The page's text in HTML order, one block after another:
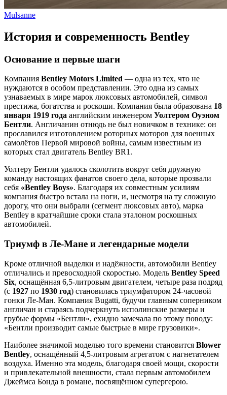
Mulsanne
История и современность Bentley
Основание и первые шаги
Компания Bentley Motors Limited — одна из тех, что не
нуждаются в особом представлении. Это одна из самых
узнаваемых в мире марок люксовых автомобилей, символ
престижа, богатства и роскоши. Компания была образована 18
января 1919 года английским инженером Уолтером Оуэном
Бентли. Англичанин отнюдь не был новичком в технике: он
прославился изготовлением роторных моторов для военных
самолётов Первой мировой войны, самым известным из
которых стал двигатель Bentley BR1.
Уолтеру Бентли удалось сколотить вокруг себя дружную
команду настоящих фанатов своего дела, которые прозвали
себя «Bentley Boys». Благодаря их совместным усилиям
компания быстро встала на ноги, и, несмотря на ту сложную
дорогу, что они выбрали (сегмент люксовых авто), марка
Bentley в кратчайшие сроки стала эталоном роскошных
автомобилей.
Триумф в Ле-Мане и легендарные модели
Кроме отличной выделки и надёжности, автомобили Bentley
отличались и превосходной скоростью. Модель Bentley Speed
Six, оснащённая 6,5-литровым двигателем, четыре раза подряд
(с 1927 по 1930 год) становилась триумфатором 24-часовой
гонки Ле-Ман. Компания Bugatti, будучи главным соперником
англичан и стараясь подчеркнуть исполинские размеры и
грубые формы «Бентли», ехидно замечала по этому поводу:
«Бентли производит самые быстрые в мире грузовики».
Наиболее значимой моделью того времени становится Blower
Bentley, оснащённый 4,5-литровым агрегатом с нагнетателем
воздуха. Именно эта модель, благодаря своей мощи, скорости
и привлекательной внешности, стала первым автомобилем
Джеймса Бонда в романе, посвящённом супергерою.